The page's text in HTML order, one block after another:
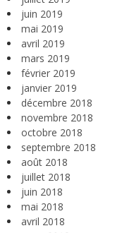
juin 2019
mai 2019
avril 2019
mars 2019
février 2019
janvier 2019
décembre 2018
novembre 2018
octobre 2018
septembre 2018
août 2018
juillet 2018
juin 2018
mai 2018
avril 2018